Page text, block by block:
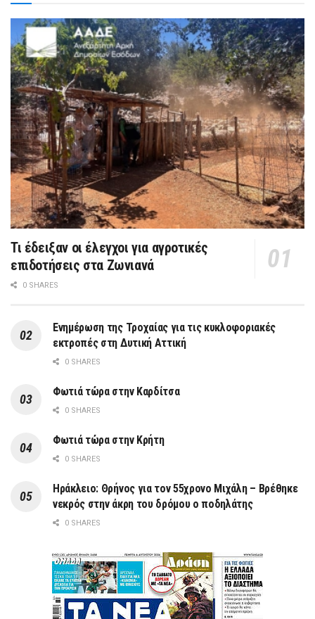
Τι έδειξαν οι έλεγχοι για αγροτικές
επιδοτήσεις στα Ζωνιανά
0 SHARES
Ενημέρωση της Τροχαίας για τις κυκλοφοριακές
εκτροπές στη Δυτική Αττική
0 SHARES
Φωτιά τώρα στην Καρδίτσα
0 SHARES
Φωτιά τώρα στην Κρήτη
0 SHARES
Ηράκλειο: Θρήνος για τον 55χρονο Μιχάλη – Βρέθηκε
νεκρός στην άκρη του δρόμου ο ποδηλάτης
0 SHARES